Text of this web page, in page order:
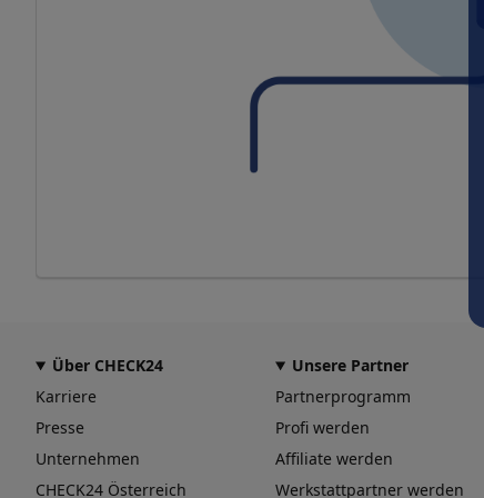
Über CHECK24
Karriere
Presse
Unternehmen
CHECK24 Österreich
Unsere Partner
Partnerprogramm
Profi werden
Affiliate werden
Werkstattpartner werden